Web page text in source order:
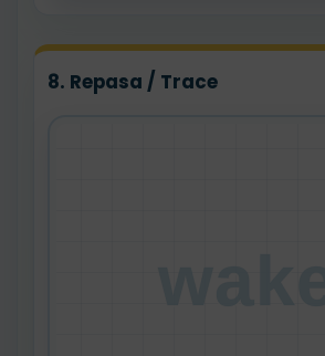
8. Repasa / Trace